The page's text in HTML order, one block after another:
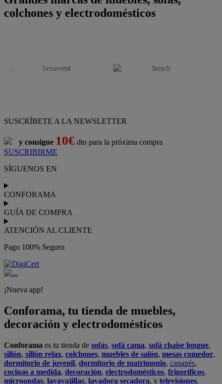
colchones y electrodomésticos
SUSCRÍBETE A LA NEWSLETTER
y consigue 10€ dto para la próxima compra
SUSCRIBIRME
SÍGUENOS EN
CONFORAMA
GUÍA DE COMPRA
ATENCIÓN AL CLIENTE
Pago 100% Seguro
¡Nueva app!
Conforama, tu tienda de muebles,
decoración y electrodomésticos
Conforama es tu tienda de sofás, sofá cama, sofá chaise longue,
sillón, sillón relax, colchones, muebles de salón, mesas comedor,
dormitorio de juvenil, dormitorio de matrimonio, canapés,
cocinas a medida, decoración, electrodomésticos, frigoríficos,
microondas, lavavajillas, lavadora secadora, y televisiones.